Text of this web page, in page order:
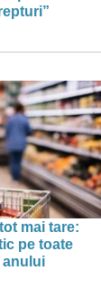
mai tare:
pe toate
anului